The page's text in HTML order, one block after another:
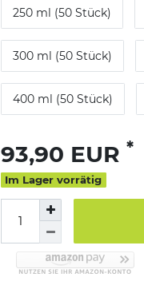
250 ml (50 Stück)
300 ml (50 Stück)
400 ml (50 Stück)
93,90 EUR *
Im Lager vorrätig